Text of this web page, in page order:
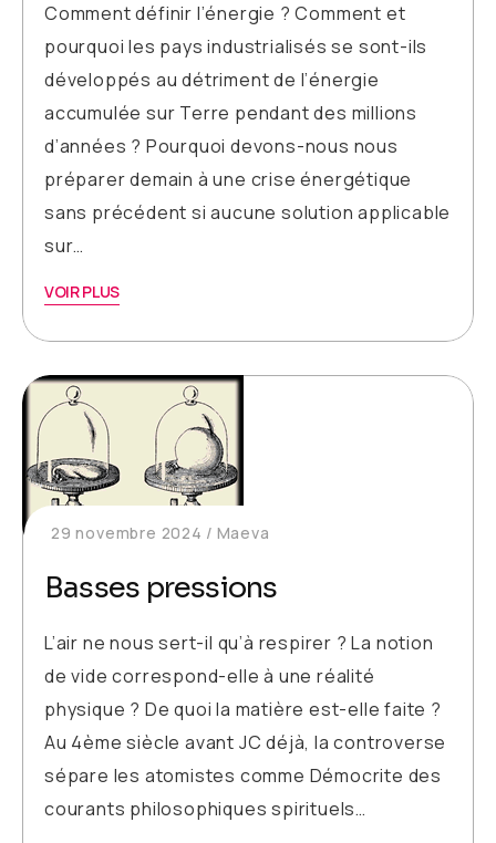
Comment définir l’énergie ? Comment et
pourquoi les pays industrialisés se sont-ils
développés au détriment de l’énergie
accumulée sur Terre pendant des millions
d’années ? Pourquoi devons-nous nous
préparer demain à une crise énergétique
sans précédent si aucune solution applicable
sur…
VOIR PLUS
29 novembre 2024 Maeva
Basses pressions
L’air ne nous sert-il qu’à respirer ? La notion
de vide correspond-elle à une réalité
physique ? De quoi la matière est-elle faite ?
Au 4ème siècle avant JC déjà, la controverse
sépare les atomistes comme Démocrite des
courants philosophiques spirituels…